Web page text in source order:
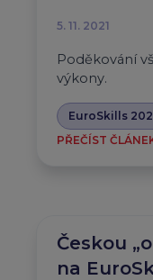
5. 11. 2021
Poděkování
výkony.
EuroSkills
PŘEČÍST
Českou
na